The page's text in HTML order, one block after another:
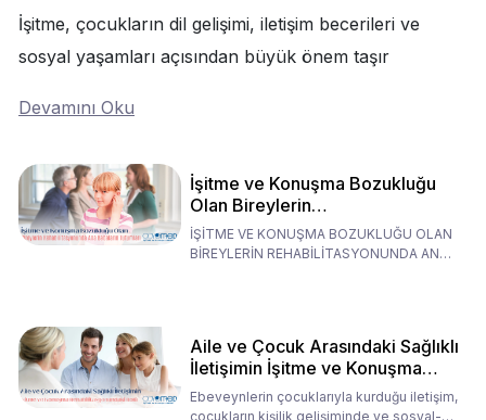
İşitme, çocukların dil gelişimi, iletişim becerileri ve
sosyal yaşamları açısından büyük önem taşır
Devamını Oku
İşitme ve Konuşma Bozukluğu
Olan Bireylerin
Rehabilitasyonunda Ana
Babaların Tutumları
İŞİTME VE KONUŞMA BOZUKLUĞU OLAN
BİREYLERİN REHABİLİTASYONUNDA ANA
Aile ve Çocuk Arasındaki Sağlıklı
İletişimin İşitme ve Konuşma
Rehabilitasyonundaki Rolü
Ebeveynlerin çocuklarıyla kurduğu iletişim,
çocukların kişilik gelişiminde ve sosyal-